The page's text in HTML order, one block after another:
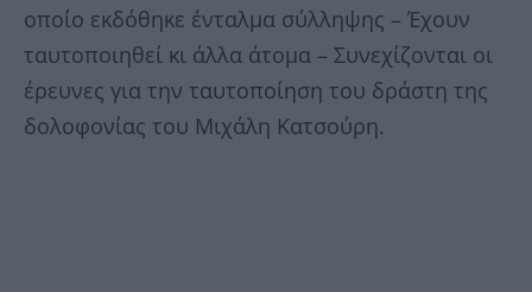
οποίο εκδόθηκε ένταλμα σύλληψης – Έχουν
ταυτοποιηθεί κι άλλα άτομα – Συνεχίζονται οι
έρευνες για την ταυτοποίηση του δράστη της
δολοφονίας του Μιχάλη Κατσούρη.